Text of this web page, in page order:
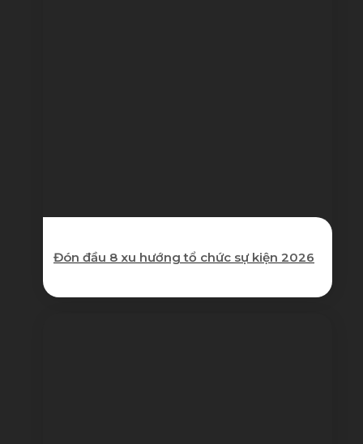
Đón đầu 8 xu hướng tổ chức sự kiện 2026